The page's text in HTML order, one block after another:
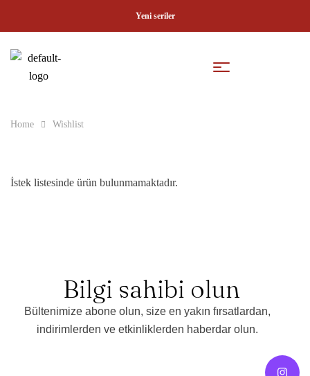
Yeni seriler
Home Wishlist
İstek listesinde ürün bulunmamaktadır.
Bilgi sahibi olun
Bültenimize abone olun, size en yakın fırsatlardan,
indirimlerden ve etkinliklerden haberdar olun.